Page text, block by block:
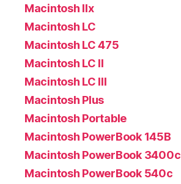
Macintosh IIx
Macintosh LC
Macintosh LC 475
Macintosh LC II
Macintosh LC III
Macintosh Plus
Macintosh Portable
Macintosh PowerBook 145B
Macintosh PowerBook 3400c
Macintosh PowerBook 540c